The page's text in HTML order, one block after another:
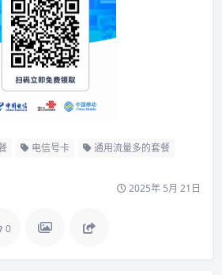
电信号卡 通用流量多的套餐
2025年 5月 21日
0